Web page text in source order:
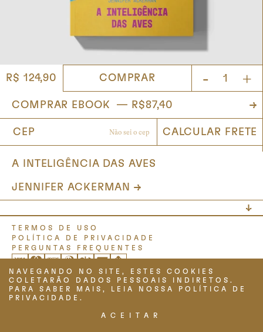
R$ 124,90 - +
COMPRAR
A INTELIGÊNCIA DAS AVES
JENNIFER ACKERMAN
NAVEGANDO NO SITE, ESTES COOKIES
COLETARÃO DADOS PESSOAIS INDIRETOS.
PARA SABER MAIS, LEIA NOSSA POLÍTICA DE
PRIVACIDADE.
ACEITAR
TERMOS DE USO
POLÍTICA DE PRIVACIDADE
PERGUNTAS FREQUENTES